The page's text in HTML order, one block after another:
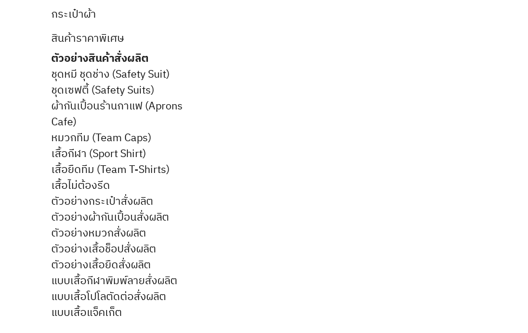
กระเป๋าผ้า
สินค้าราคาพิเศษ
ตัวอย่างสินค้าสั่งผลิต
ชุดหมี ชุดช่าง (Safety Suit)
ชุดเซฟตี้ (Safety Suits)
ผ้ากันเปื้อนร้านกาแฟ (Aprons
Cafe)
หมวกทีม (Team Caps)
เสื้อกีฬา (Sport Shirt)
เสื้อยืดทีม (Team T-Shirts)
เสื้อไม่ต้องรีด
ตัวอย่างกระเป๋าสั่งผลิต
ตัวอย่างผ้ากันเปื้อนสั่งผลิต
ตัวอย่างหมวกสั่งผลิต
ตัวอย่างเสื้อช็อปสั่งผลิต
ตัวอย่างเสื้อยืดสั่งผลิต
แบบเสื้อกีฬาพิมพ์ลายสั่งผลิต
แบบเสื้อโปโลตัดต่อสั่งผลิต
แบบเสื้อแจ็คเก็ต